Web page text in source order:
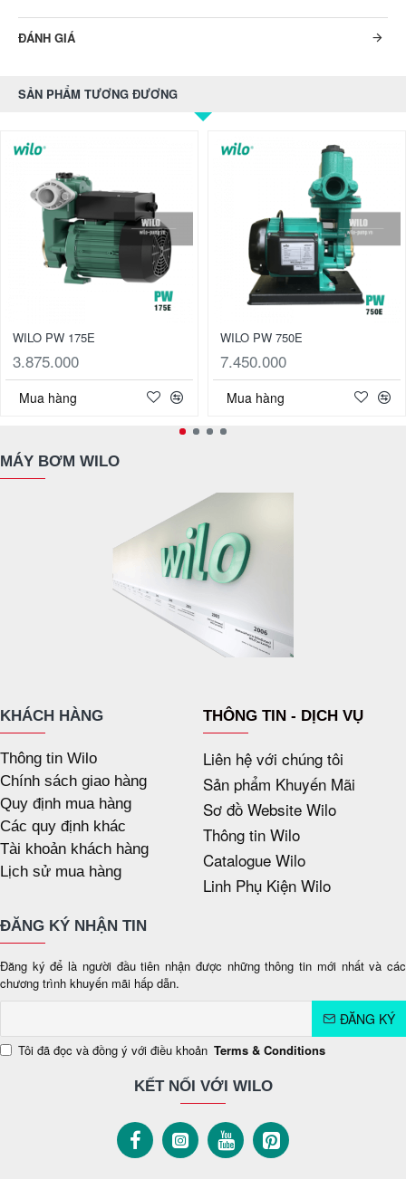
ĐÁNH GIÁ
SẢN PHẨM TƯƠNG ĐƯƠNG
WILO PW 175E
3.875.000
Mua hàng
WILO PW 750E
7.450.000
Mua hàng
MÁY BƠM WILO
KHÁCH HÀNG
Thông tin Wilo
Chính sách giao hàng
Quy định mua hàng
Các quy định khác
Tài khoản khách hàng
Lịch sử mua hàng
THÔNG TIN - DỊCH VỤ
Liên hệ với chúng tôi
Sản phẩm Khuyến Mãi
Sơ đồ Website Wilo
Thông tin Wilo
Catalogue Wilo
Linh Phụ Kiện Wilo
ĐĂNG KÝ NHẬN TIN
Đăng ký để là người đầu tiên nhận được những thông tin mới nhất và các
chương trình khuyến mãi hấp dẫn.
ĐĂNG KÝ
Tôi đã đọc và đồng ý với điều khoản Terms & Conditions
KẾT NỐI VỚI WILO